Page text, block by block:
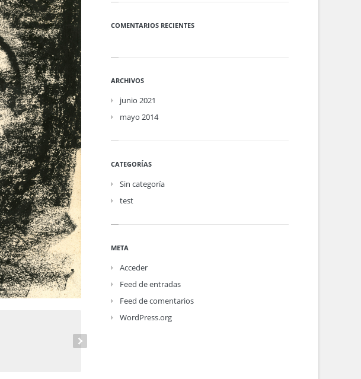
COMENTARIOS RECIENTES
ARCHIVOS
junio 2021
mayo 2014
CATEGORÍAS
Sin categoría
test
META
Acceder
Feed de entradas
Feed de comentarios
WordPress.org